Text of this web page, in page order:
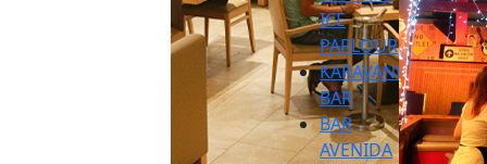
ICE
PARLOUR
KARAVANE
BAR
BAR
AVENIDA